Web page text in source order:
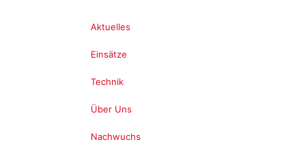
Aktuelles
Einsätze
Technik
Über Uns
Nachwuchs